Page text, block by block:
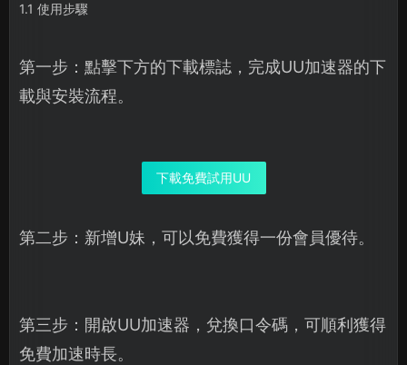
1.1 使用步驟
第一步：點擊下方的下載標誌，完成UU加速器的下
載與安裝流程。
下載免費試用UU
第二步：新增U妹，可以免費獲得一份會員優待。
第三步：開啟UU加速器，兌換口令碼，可順利獲得
免費加速時長。